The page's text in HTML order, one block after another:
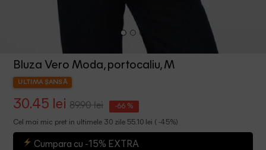
Bluza Vero Moda, portocaliu, M
ULTIMA ȘANSĂ
30.45 lei 89.90 lei -66 %
Cel mai mic pret in ultimele 30 zile 55.10 lei ( -45%)
Cumpara cu -15% EXTRA